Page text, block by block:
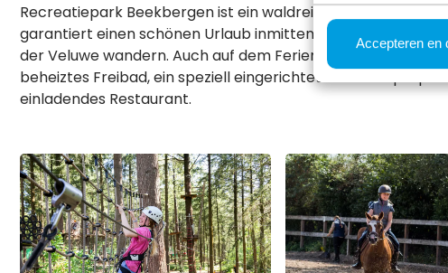
Accepteren en
Recreatiepark Beekbergen ist ein waldreicher Ferienpark
garantiert einen schönen Urlaub inmitten der Natur. Von
der Veluwe wandern. Auch auf dem Ferienpark gibt es viel
beheiztes Freibad, ein speziell eingerichteter
einladendes Restaurant.